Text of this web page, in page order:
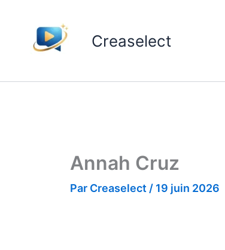
contenu
Creaselect
Annah Cruz
Par Creaselect / 19 juin 2026